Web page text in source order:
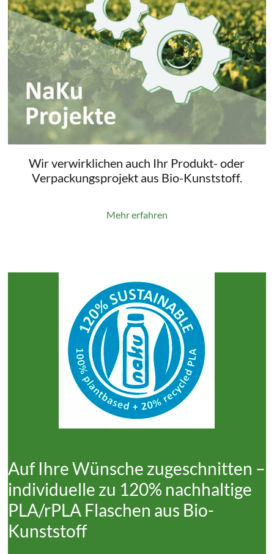
Wir verwirklichen auch Ihr Produkt- oder
Verpackungsprojekt aus Bio-Kunststoff.
Mehr erfahren
Auf Ihre Wünsche zugeschnitten –
individuelle zu 120% nachhaltige
PLA/rPLA Flaschen aus Bio-
Kunststoff